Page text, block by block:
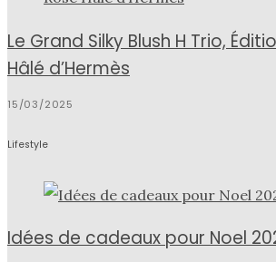
Le Grand Silky Blush H Trio,
Hâlé d’Hermès
15/03/2025
Lifestyle
Idées de cadeaux pour Noel